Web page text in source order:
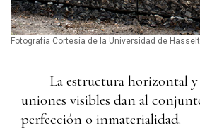
Fotografía Cortesía de la Universidad de Hasselt
La estructura horizontal y
uniones visibles dan al
perfección o inmaterialidad.